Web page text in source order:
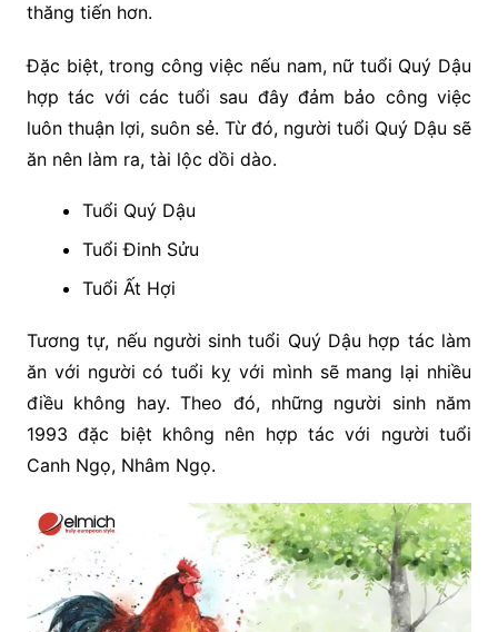
thăng tiến hơn.
Đặc biệt, trong công việc nếu nam, nữ tuổi Quý Dậu
hợp tác với các tuổi sau đây đảm bảo công việc
luôn thuận lợi, suôn sẻ. Từ đó, người tuổi Quý Dậu sẽ
ăn nên làm ra, tài lộc dồi dào.
Tuổi Quý Dậu
Tuổi Đinh Sửu
Tuổi Ất Hợi
Tương tự, nếu người sinh tuổi Quý Dậu hợp tác làm
ăn với người có tuổi kỵ với mình sẽ mang lại nhiều
điều không hay. Theo đó, những người sinh năm
1993 đặc biệt không nên hợp tác với người tuổi
Canh Ngọ, Nhâm Ngọ.